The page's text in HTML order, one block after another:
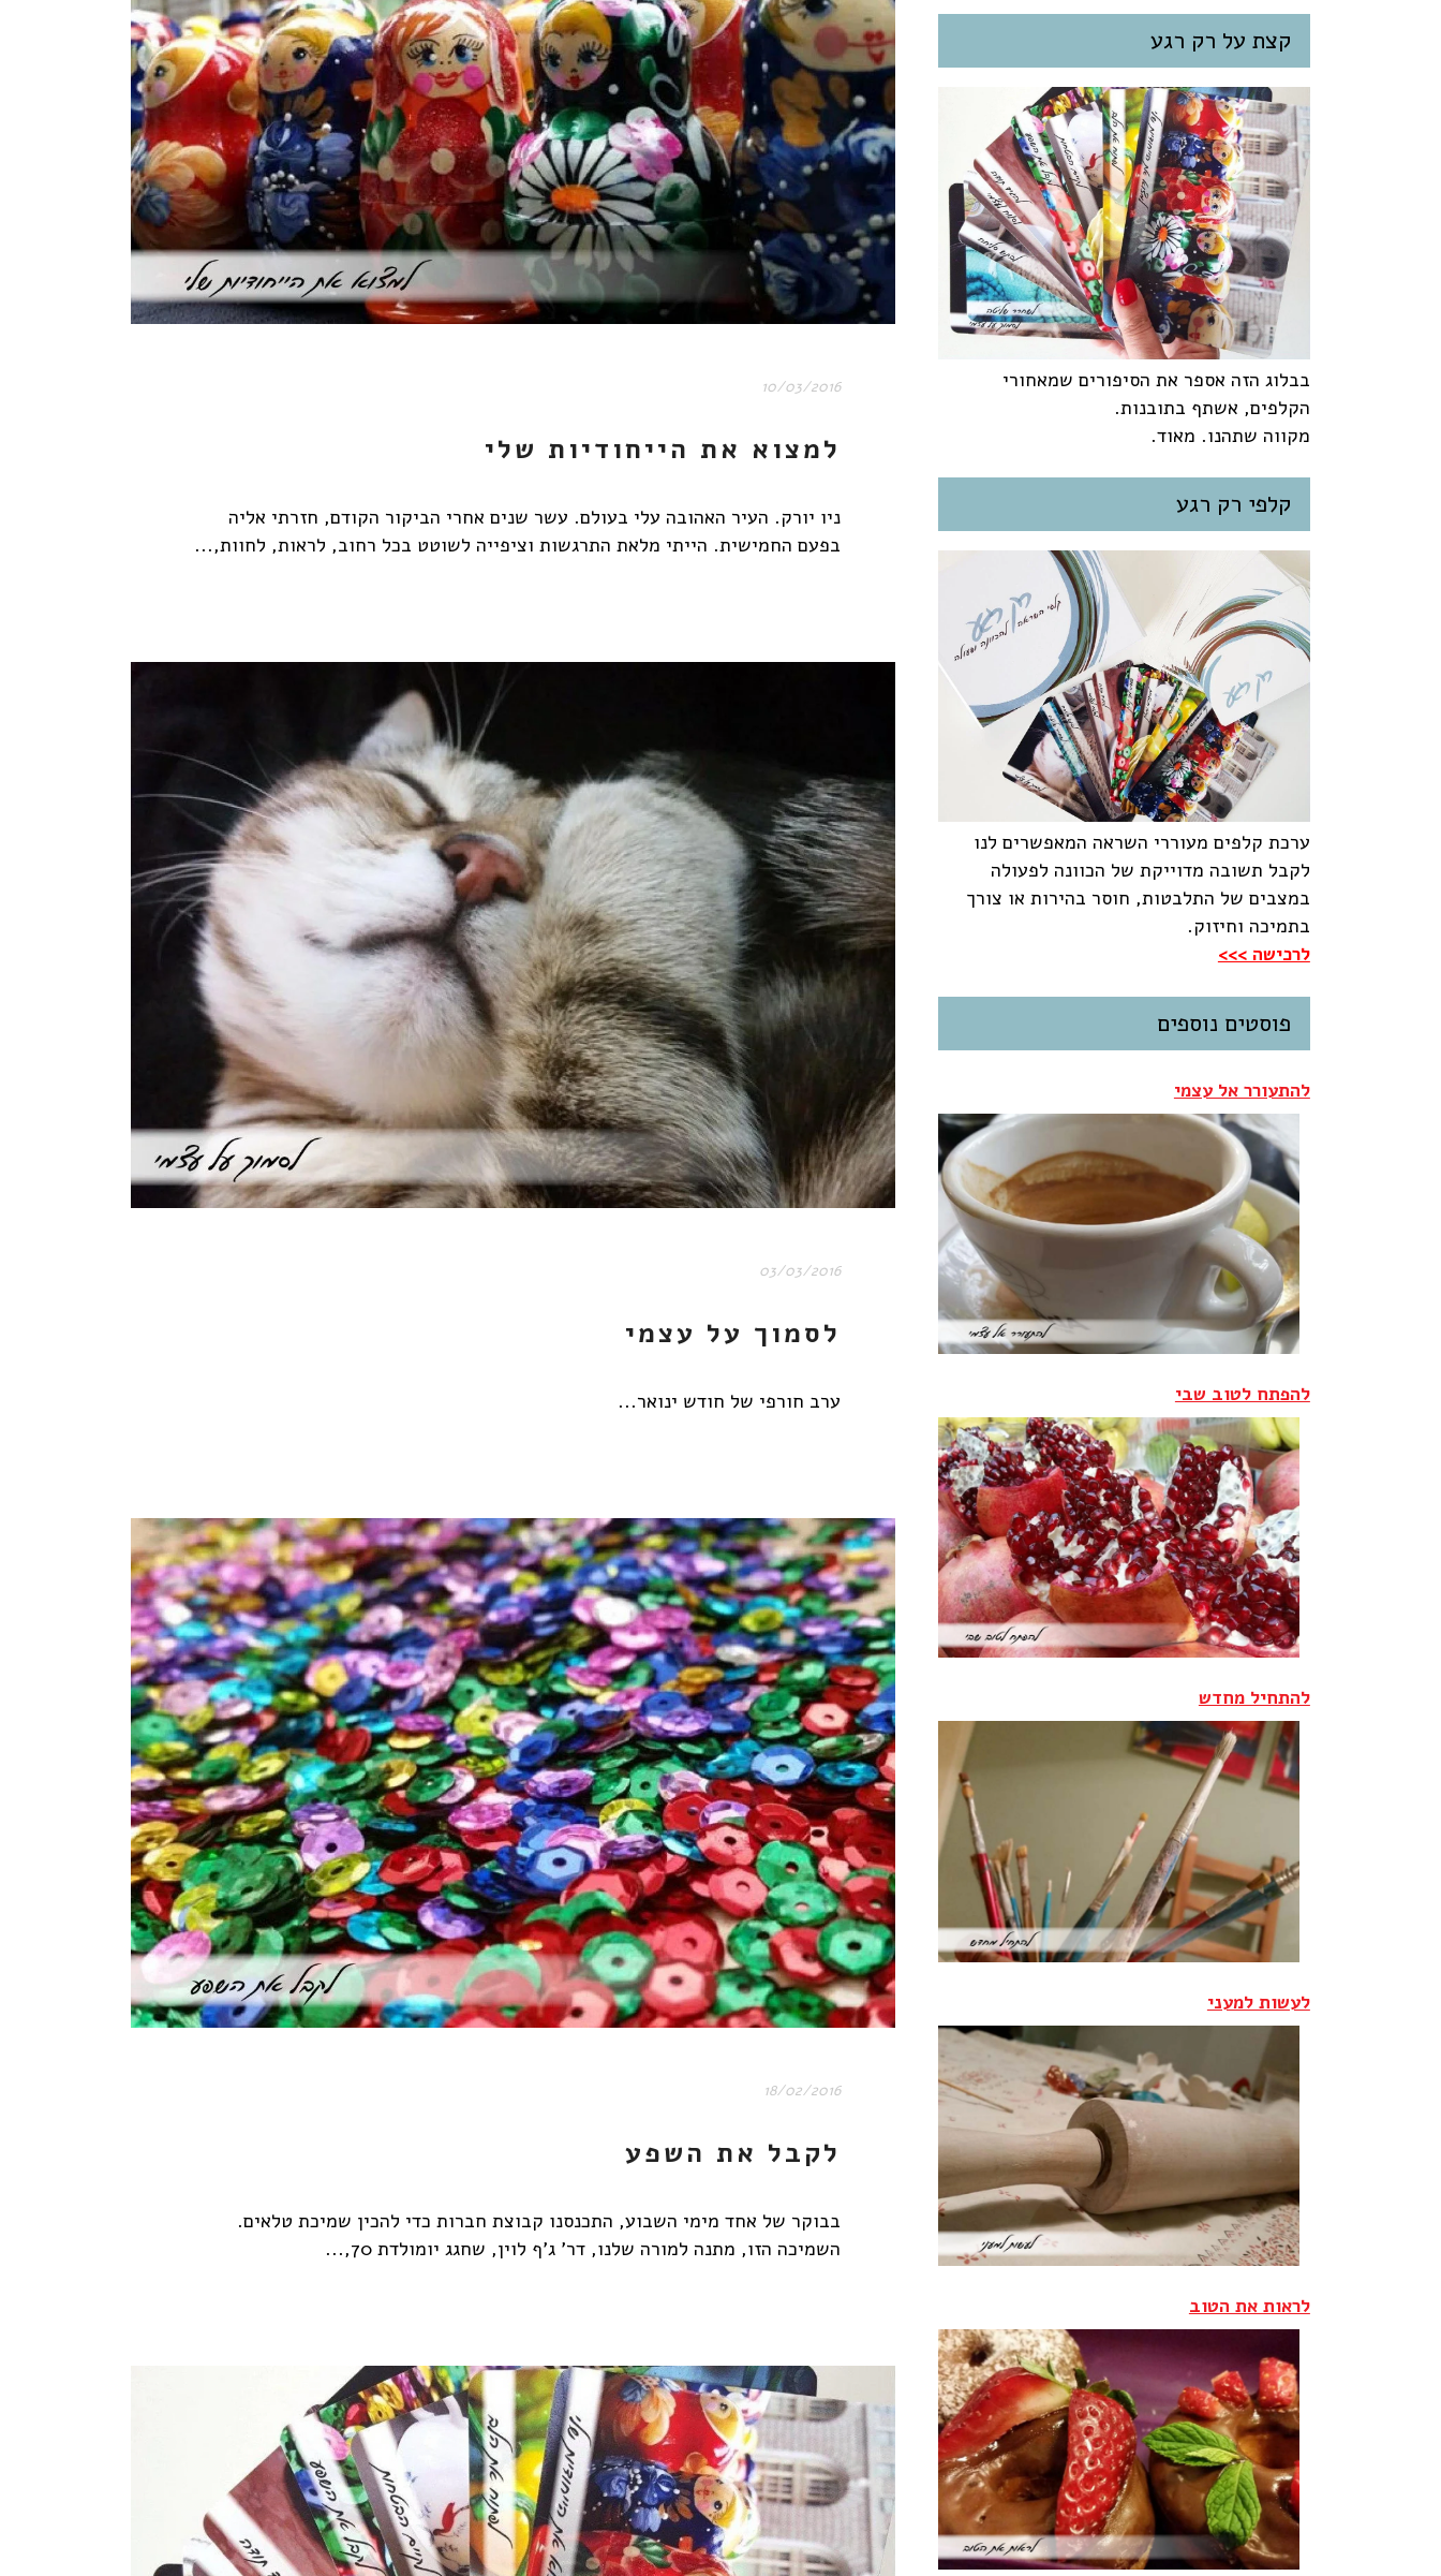
10/03/2016
למצוא את הייחודיות שלי
ניו יורק. העיר האהובה עלי בעולם. עשר שנים אחרי הביקור הקודם, חזרתי אליה
בפעם החמישית. הייתי מלאת התרגשות וציפייה לשוטט בכל רחוב, לראות, לחוות,...
03/03/2016
לסמוך על עצמי
ערב חורפי של חודש ינואר...
18/02/2016
לקבל את השפע
בבוקר של אחד מימי השבוע, התכנסנו קבוצת חברות כדי להכין שמיכת טלאים.
השמיכה הזו, מתנה למורה שלנו, דר' ג'ף לוין, שחגג יומולדת 70,...
קצת על רק רגע
בבלוג הזה אספר את הסיפורים שמאחורי
הקלפים, אשתף בתובנות.
מקווה שתהנו. מאוד.
קלפי רק רגע
ערכת קלפים מעוררי השראה המאפשרים לנו
לקבל תשובה מדוייקת של הכוונה לפעולה
במצבים של התלבטות, חוסר בהירות או צורך
בתמיכה וחיזוק.
לרכישה >>>
פוסטים נוספים
להתעורר אל עצמי
להפתח לטוב שבי
להתחיל מחדש
לעשות למעני
לראות את הטוב‎